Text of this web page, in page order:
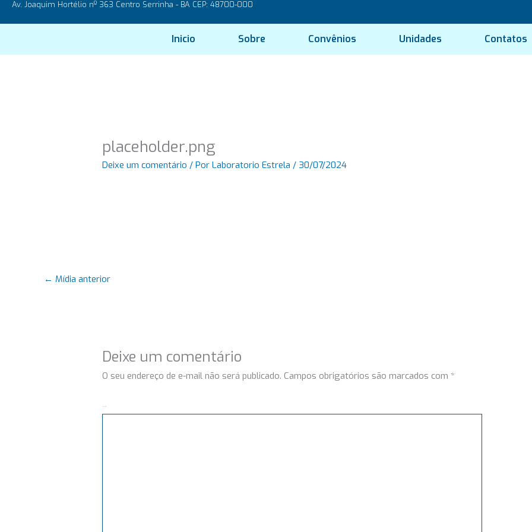
para
Av. Joaquim Hortélio nº 363 Centro Serrinha - BA CEP: 48700-000
Inicio Sobre Convênios Unidades Contatos
placeholder.png
Deixe um comentário / PorLaboratorio Estrela/ 30/07/2024
← Mídia anterior
Deixe um comentário
O seu endereço de e-mail não será publicado. Campos obrigatórios são marcados com *